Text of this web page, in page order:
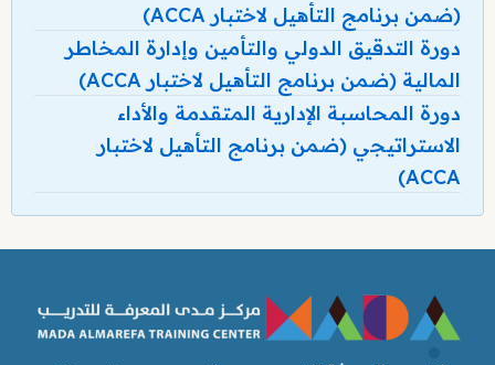
(ضمن برنامج التأهيل لاختبار ACCA)
دورة التدقيق الدولي والتأمين وإدارة المخاطر
المالية (ضمن برنامج التأهيل لاختبار ACCA)
دورة المحاسبة الإدارية المتقدمة والأداء
الاستراتيجي (ضمن برنامج التأهيل لاختبار
ACCA)